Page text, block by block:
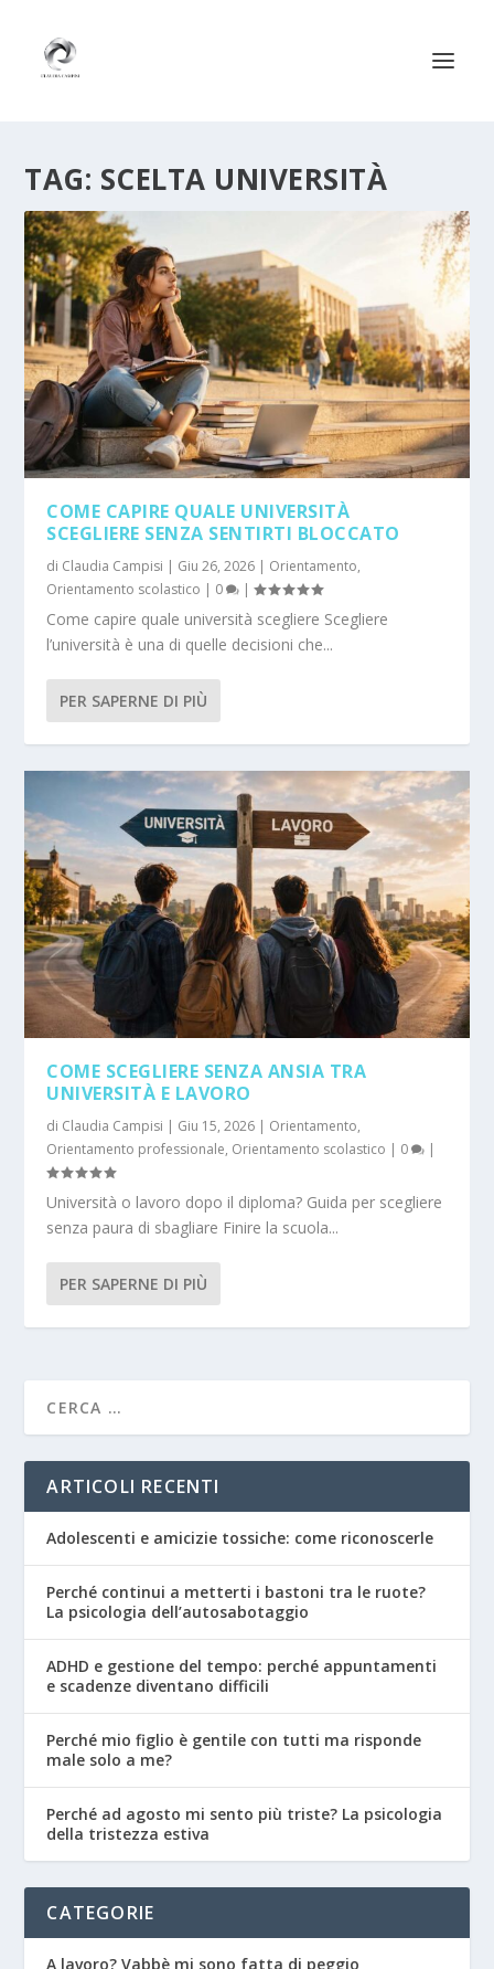
TAG: SCELTA UNIVERSITÀ
COME CAPIRE QUALE UNIVERSITÀ
SCEGLIERE SENZA SENTIRTI BLOCCATO
di Claudia Campisi | Giu 26, 2026 | Orientamento,
Orientamento scolastico | 0 |
Come capire quale università scegliere Scegliere
l’università è una di quelle decisioni che...
PER SAPERNE DI PIÙ
COME SCEGLIERE SENZA ANSIA TRA
UNIVERSITÀ E LAVORO
di Claudia Campisi | Giu 15, 2026 | Orientamento,
Orientamento professionale, Orientamento scolastico | 0 |
Università o lavoro dopo il diploma? Guida per scegliere
senza paura di sbagliare Finire la scuola...
PER SAPERNE DI PIÙ
ARTICOLI RECENTI
Adolescenti e amicizie tossiche: come riconoscerle
Perché continui a metterti i bastoni tra le ruote?
La psicologia dell’autosabotaggio
ADHD e gestione del tempo: perché appuntamenti
e scadenze diventano difficili
Perché mio figlio è gentile con tutti ma risponde
male solo a me?
Perché ad agosto mi sento più triste? La psicologia
della tristezza estiva
CATEGORIE
A lavoro? Vabbè mi sono fatta di peggio